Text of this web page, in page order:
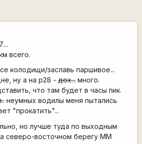
всего.
колодищи/заславь паршивое...
ну а на p28 -дох...много.
что там будет в часы пик.
неумных водилы меня пытались
"прокатить"...
но лучше туда по выходным
северо-восточном берегу ММ